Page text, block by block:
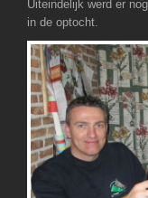
Uiteindelijk werd er
in de optocht.